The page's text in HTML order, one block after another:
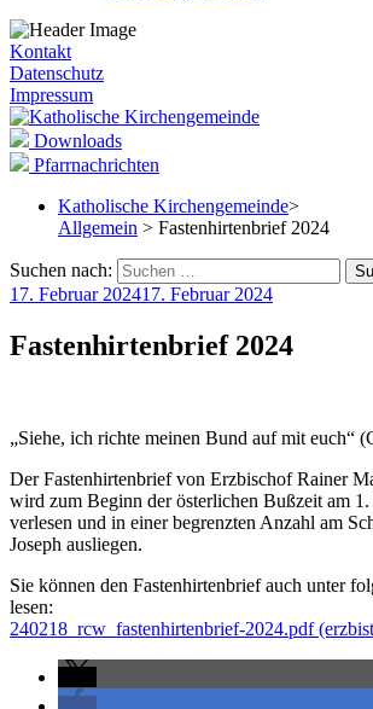
Kontakt
Datenschutz
Impressum
Downloads
Pfarrnachrichten
Katholische Kirchengemeinde>
Allgemein > Fastenhirtenbrief 2024
Suchen nach:
17. Februar 202417. Februar 2024
Fastenhirtenbrief 2024
„Siehe, ich richte meinen Bund auf mit euch“
Der Fastenhirtenbrief von Erzbischof Rainer
wird zum Beginn der österlichen Bußzeit am 1.
verlesen und in einer begrenzten Anzahl am
Joseph ausliegen.
Sie können den Fastenhirtenbrief auch unter
lesen:
240218_rcw_fastenhirtenbrief-2024.pdf